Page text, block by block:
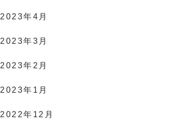
2023年4月
2023年3月
2023年2月
2023年1月
2022年12月